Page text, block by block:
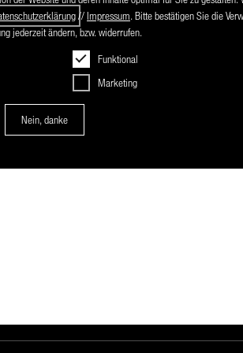
//Impressum. Bitte bestätigen Sie die
jederzeit ändern, bzw. widerrufen.
Funktional
Marketing
Nein, danke
Techniker kommen direkt zu Ihnen und